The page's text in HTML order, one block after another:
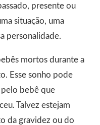
presente ou
situação, uma
personalidade.
mortos durante a
Esse sonho pode
bebê que
Talvez estejam
da gravidez ou do